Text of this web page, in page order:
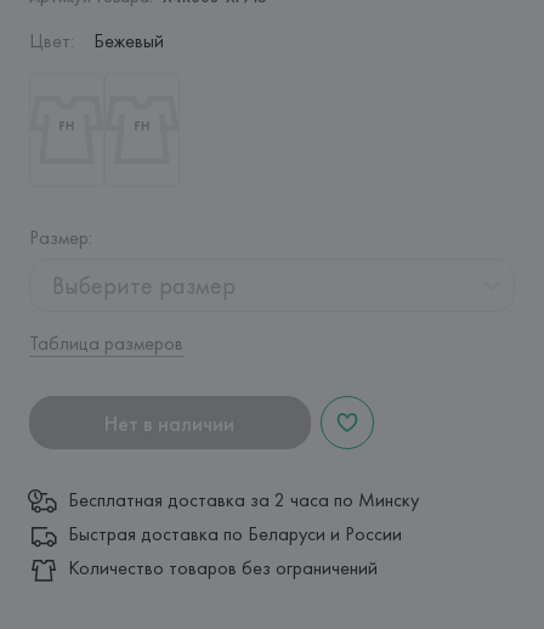
Цвет: Бежевый
Размер:
Выберите размер
Таблица размеров
Нет в наличии
Бесплатная доставка за 2 часа по Минску
Быстрая доставка по Беларуси и России
Количество товаров без ограничений